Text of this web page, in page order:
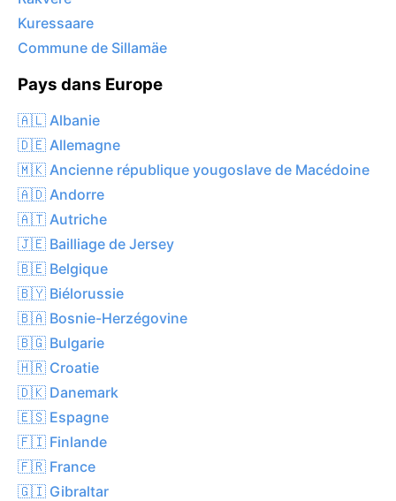
Kuressaare
Commune de Sillamäe
Pays dans Europe
🇦🇱 Albanie
🇩🇪 Allemagne
🇲🇰 Ancienne république yougoslave de Macédoine
🇦🇩 Andorre
🇦🇹 Autriche
🇯🇪 Bailliage de Jersey
🇧🇪 Belgique
🇧🇾 Biélorussie
🇧🇦 Bosnie-Herzégovine
🇧🇬 Bulgarie
🇭🇷 Croatie
🇩🇰 Danemark
🇪🇸 Espagne
🇫🇮 Finlande
🇫🇷 France
🇬🇮 Gibraltar